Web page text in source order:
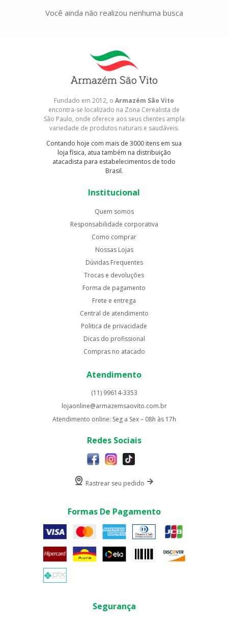
Você ainda não realizou nenhuma busca
Fundado em 2012, o Armazém São Vito
encontra-se localizado na Zona Cerealista de
São Paulo, onde oferece aos seus clientes ampla
variedade de produtos naturais e saudáveis.
Contando hoje com mais de 3000 itens em sua
loja física, atua também na distribuição
atacadista para estabelecimentos de todo
Brasil.
Institucional
Quem somos
Responsabilidade corporativa
Como comprar
Nossas Lojas
Dúvidas Frequentes
Trocas e devoluções
Forma de pagamento
Frete e entrega
Central de atendimento
Politica de privacidade
Dicas do profissional
Compras no atacado
Atendimento
(11) 99614-3353
lojaonline@armazemsaovito.com.br
Atendimento online: Seg a Sex – 08h às 17h
Redes Sociais
Rastrear seu pedido
Formas De Pagamento
Segurança